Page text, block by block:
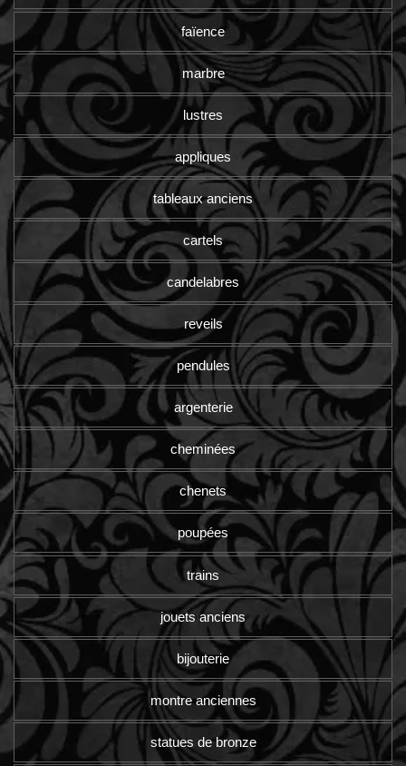
faïence
marbre
lustres
appliques
tableaux anciens
cartels
candelabres
reveils
pendules
argenterie
cheminées
chenets
poupées
trains
jouets anciens
bijouterie
montre anciennes
statues de bronze